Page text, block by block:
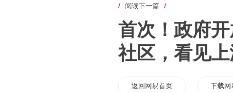
/ 阅读下一篇 /
首次！政府
社区，看见
返回网易首页 下载网